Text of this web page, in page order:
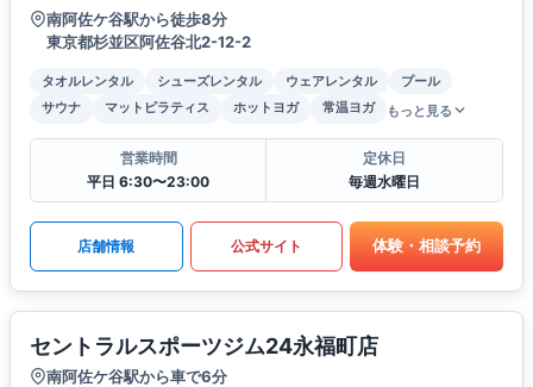
南阿佐ケ谷駅から徒歩8分
東京都杉並区阿佐谷北2-12-2
タオルレンタル シューズレンタル ウェアレンタル
プール
サウナ
マットピラティス ホットヨガ 常温ヨガ もっと見る
営業時間
平日 6:30〜23:00
定休日
毎週水曜日
店舗情報 公式サイト 体験・相談予約
セントラルスポーツジム24永福町店
南阿佐ケ谷駅から車で6分